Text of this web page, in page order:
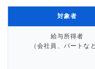
対象者
給与所得者
（会社員、パートな